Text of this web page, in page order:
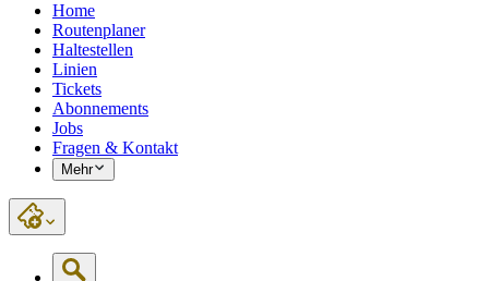
Home
Routenplaner
Haltestellen
Linien
Tickets
Abonnements
Jobs
Fragen & Kontakt
Mehr